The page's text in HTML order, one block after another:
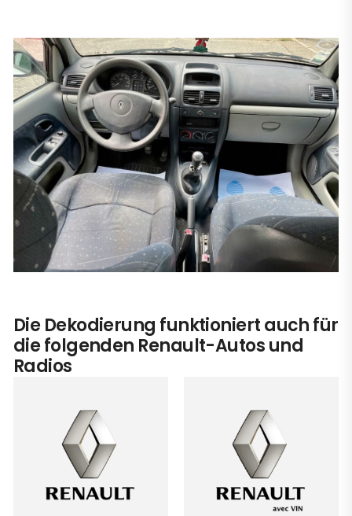
Die Dekodierung funktioniert auch für
die folgenden Renault-Autos und
Radios